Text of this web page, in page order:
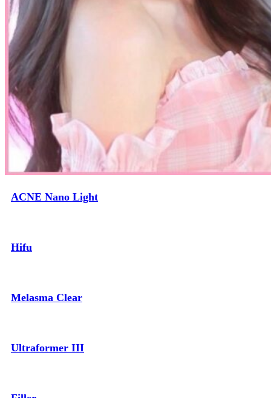
ACNE Nano Light
Hifu
Melasma Clear
Ultraformer III